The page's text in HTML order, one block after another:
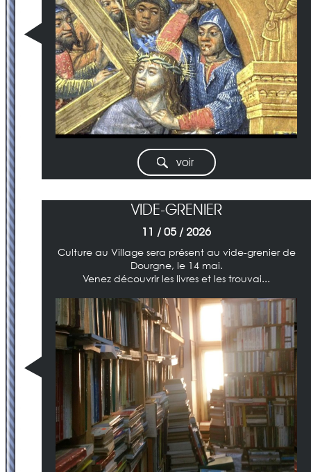
voir
VIDE-GRENIER
11 / 05 / 2026
Culture au Village sera présent au vide-grenier de
Dourgne, le 14 mai.
Venez découvrir les livres et les trouvai...